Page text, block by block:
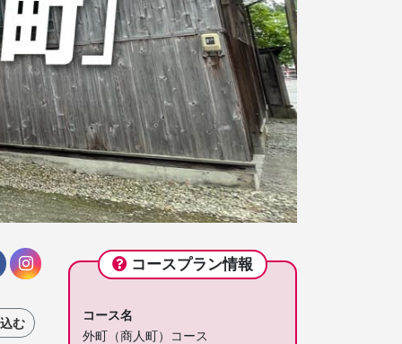
む
コースプラン情報
コース名
外町（商人町）コース